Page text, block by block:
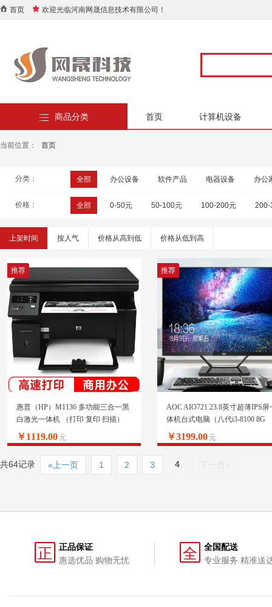
首页 欢迎光临河南网晟信息技术有限公司！
商品分类 首页 计算机设备
当前位置： 首页
分类： 全部 办公设备 软件产品 电器设备 办公
价格： 全部 0-50元 50-100元 100-200元 200-
上架时间 按人气 价格从高到低 价格从低到高
推荐
惠普（HP）M1136 多功能三合一黑
白激光一体机 （打印 复印 扫描）
升级型号136a/136w/136nw
￥1119.00 元
推荐
AOC AIO721 23.8英寸超薄IPS屏
体机台式电脑（八代i3-8100 8G
240GSSD 双频WiFi 蓝牙 3年上
务键鼠）
￥3199.00 元
共64记录 «上一页 1 2 3 4 下一页»
正
正品保证
惠选优品 购物无忧
全
全国配送
专业服务 精准送